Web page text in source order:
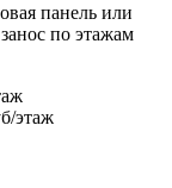
панель или
по этажам
этаж